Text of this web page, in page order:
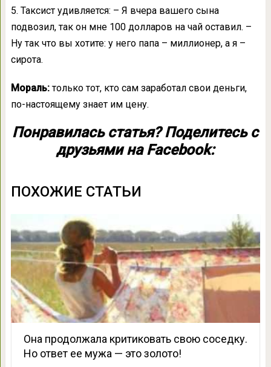
5. Таксист удивляется: – Я вчера вашего сына
подвозил, так он мне 100 долларов на чай оставил. –
Ну так что вы хотите: у него папа – миллионер, а я –
сирота.
Мораль:только тот, кто сам заработал свои деньги,
по-настоящему знает им цену.
Понравилась статья? Поделитесь с
друзьями на Facebook:
ПОХОЖИЕ СТАТЬИ
Она продолжала критиковать свою соседку.
Но ответ ее мужа — это золото!